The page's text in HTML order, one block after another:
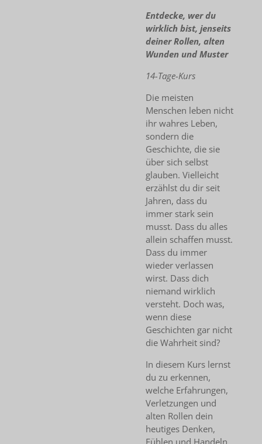
Entdecke, wer du
wirklich bist, jenseits
deiner Rollen, alten
Wunden und Muster
14-Tage-Kurs
Die meisten
Menschen leben nicht
ihr wahres Leben,
sondern die
Geschichte, die sie
über sich selbst
glauben. Vielleicht
erzählst du dir seit
Jahren, dass du
immer stark sein
musst. Dass du alles
allein schaffen musst.
Dass du immer
wieder verlassen
wirst. Dass dich
niemand wirklich
versteht. Doch was,
wenn diese
Geschichten gar nicht
die Wahrheit sind?
In diesem Kurs lernst
du zu erkennen,
welche Erfahrungen,
Verletzungen und
alten Rollen dein
heutiges Denken,
Fühlen und Handeln